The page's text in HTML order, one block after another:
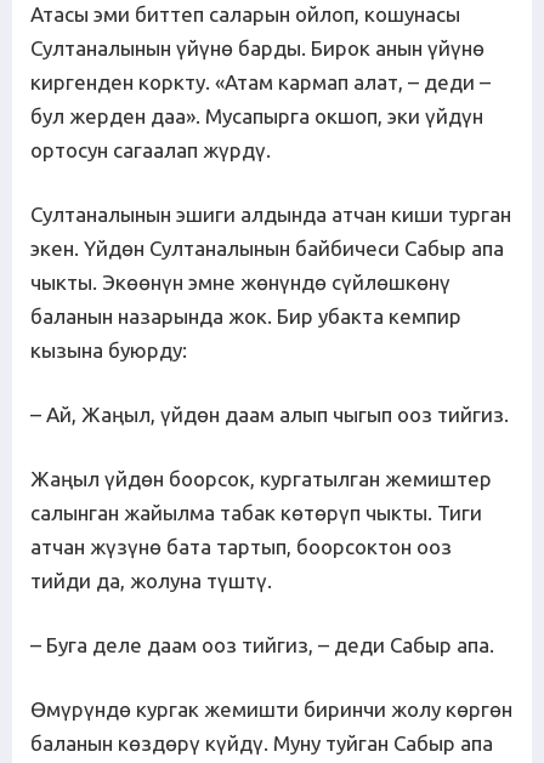
Атасы эми биттеп саларын ойлоп, кошунасы
Султаналынын үйүнө барды. Бирок анын үйүнө
киргенден коркту. «Атам кармап алат, – деди –
бул жерден даа». Мусапырга окшоп, эки үйдүн
ортосун сагаалап жүрдү.
Султаналынын эшиги алдында атчан киши турган
экен. Үйдөн Султаналынын байбичеси Сабыр апа
чыкты. Экөөнүн эмне жөнүндө сүйлөшкөнү
баланын назарында жок. Бир убакта кемпир
кызына буюрду:
– Ай, Жаңыл, үйдөн даам алып чыгып ооз тийгиз.
Жаңыл үйдөн боорсок, кургатылган жемиштер
салынган жайылма табак көтөрүп чыкты. Тиги
атчан жүзүнө бата тартып, боорсоктон ооз
тийди да, жолуна түштү.
– Буга деле даам ооз тийгиз, – деди Сабыр апа.
Өмүрүндө кургак жемишти биринчи жолу көргөн
баланын көздөрү күйдү. Муну туйган Сабыр апа